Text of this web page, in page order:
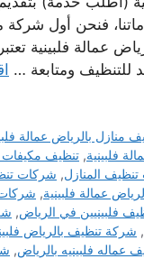
فنحن أول شركة
عمالة فلبينية
للتنظيف ومتابعة …
بالرياض عمالة
فلبينية, تنظيف مكيفات
المنازل, شركات
عمالة فلبينية, شركات
فلبينيين في الرياض,
, شركة تنظيف بالرياض
عماله فلبينيه بالرياض,